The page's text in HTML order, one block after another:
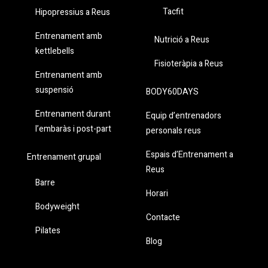
Hipopressius a Reus
Entrenament amb
kettlebells
Entrenament amb
suspensió
Entrenament durant
l’embaràs i post-part
Entrenament grupal
Barre
Bodyweight
Pilates
Tacfit
Nutrició a Reus
Fisioteràpia a Reus
BODY60DAYS
Equip d’entrenadors
personals reus
Espais d’Entrenament a
Reus
Horari
Contacte
Blog